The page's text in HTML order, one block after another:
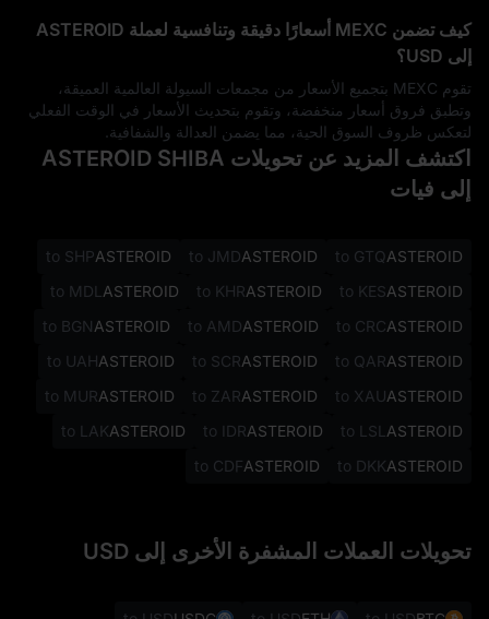
كيف تضمن MEXC أسعارًا دقيقة وتنافسية لعملة ASTEROID
إلى USD؟
تقوم MEXC بتجميع الأسعار من مجمعات السيولة العالمية العميقة،
وتطبق فروق أسعار منخفضة، وتقوم بتحديث الأسعار في الوقت الفعلي
لتعكس ظروف السوق الحية، مما يضمن العدالة والشفافية.
اكتشف المزيد عن تحويلات ASTEROID SHIBA
إلى فيات
ASTEROID
to GTQ
ASTEROID
to JMD
ASTEROID
to SHP
ASTEROID
to KES
ASTEROID
to KHR
ASTEROID
to MDL
ASTEROID
to CRC
ASTEROID
to AMD
ASTEROID
to BGN
ASTEROID
to QAR
ASTEROID
to SCR
ASTEROID
to UAH
ASTEROID
to XAU
ASTEROID
to ZAR
ASTEROID
to MUR
ASTEROID
to LSL
ASTEROID
to IDR
ASTEROID
to LAK
ASTEROID
to DKK
ASTEROID
to CDF
تحويلات العملات المشفرة الأخرى إلى USD